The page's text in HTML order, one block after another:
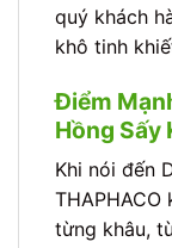
quý khách
khô tinh
Điểm
Hồng Sấy
Khi nói đến
từng khâu,